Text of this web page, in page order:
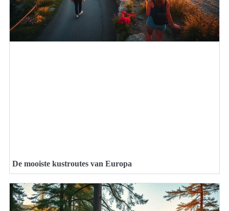
De mooiste kustroutes van Europa